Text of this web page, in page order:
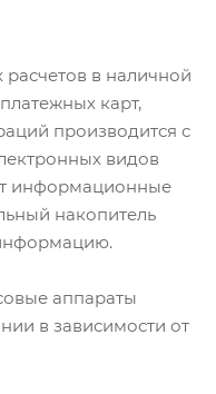
в наличной
карт,
производится с
видов
информационные
накопитель
аппараты
в зависимости от